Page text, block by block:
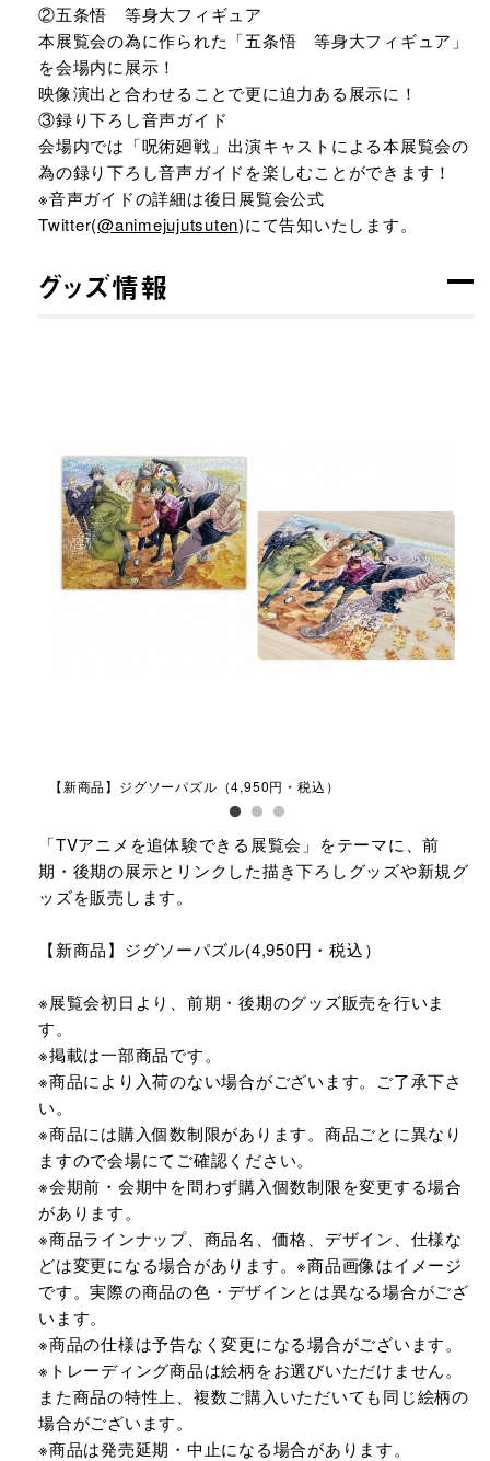
②五条悟 等身大フィギュア
本展覧会の為に作られた「五条悟 等身大フィギュア」
を会場内に展示！
映像演出と合わせることで更に迫力ある展示に！
③録り下ろし音声ガイド
会場内では「呪術廻戦」出演キャストによる本展覧会の
為の録り下ろし音声ガイドを楽しむことができます！
※音声ガイドの詳細は後日展覧会公式
Twitter(@animejujutsuten)にて告知いたします。
グッズ情報
【新商品】ジグソーパズル（4,950円・税込）
「TVアニメを追体験できる展覧会」をテーマに、前
期・後期の展示とリンクした描き下ろしグッズや新規グ
ッズを販売します。
【新商品】ジグソーパズル(4,950円・税込）
※展覧会初日より、前期・後期のグッズ販売を行いま
す。
※掲載は一部商品です。
※商品により入荷のない場合がございます。ご了承下さ
い。
※商品には購入個数制限があります。商品ごとに異なり
ますので会場にてご確認ください。
※会期前・会期中を問わず購入個数制限を変更する場合
があります。
※商品ラインナップ、商品名、価格、デザイン、仕様な
どは変更になる場合があります。※商品画像はイメージ
です。実際の商品の色・デザインとは異なる場合がござ
います。
※商品の仕様は予告なく変更になる場合がございます。
※トレーディング商品は絵柄をお選びいただけません。
また商品の特性上、複数ご購入いただいても同じ絵柄の
場合がございます。
※商品は発売延期・中止になる場合があります。